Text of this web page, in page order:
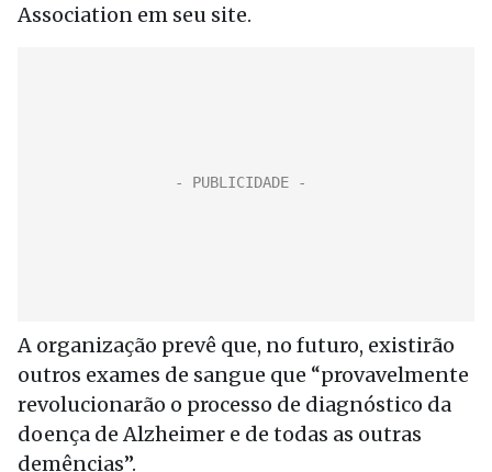
Association em seu site.
A organização prevê que, no futuro, existirão
outros exames de sangue que “provavelmente
revolucionarão o processo de diagnóstico da
doença de Alzheimer e de todas as outras
demências”.